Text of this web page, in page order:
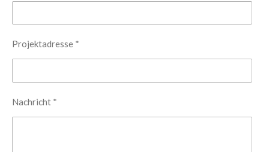
Projektadresse *
Nachricht *